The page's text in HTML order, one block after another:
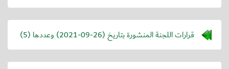
قرارات اللجنة المنشورة بتاريخ (2021-09-26) وعددها (5)